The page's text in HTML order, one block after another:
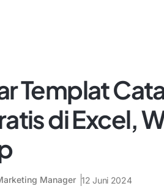
Templat
di Excel,
Manager 12 Juni 2024